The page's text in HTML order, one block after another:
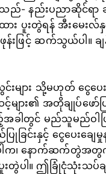
းသည်- နည်းပညာဆိုင်ရ
တွဲရန် အီးမေးလ်နှင့်
းဖြင့် ဆက်သွယ်ပါ။
ား သို့မဟုတ် ငွေပေးငွ
များ၏ အတိုချုပ်ဖော်
တွင် မည်သူမည်ဝါဖြစ်
ခြင်းနှင့် ငွေပေးချ
ါက၊ နောက်ဆက်တွဲအ
ပူးတွဲပါ။ ဤခြုံငုံသုံး